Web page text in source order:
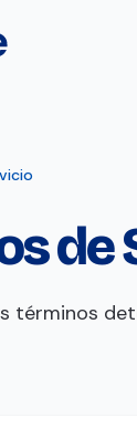
de
términos